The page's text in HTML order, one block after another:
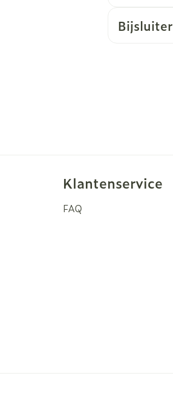
Bijsluiter
Klantenservice
FAQ